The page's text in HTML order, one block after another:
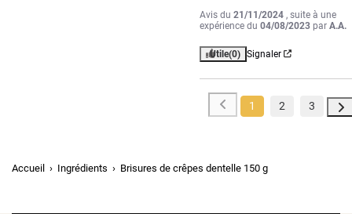
Avis du21/11/2024 , suite à une
expérience du04/08/2023 parA.A.
Utile(0) Signaler
1 2 3
Accueil Ingrédients Brisures de crêpes dentelle 150 g